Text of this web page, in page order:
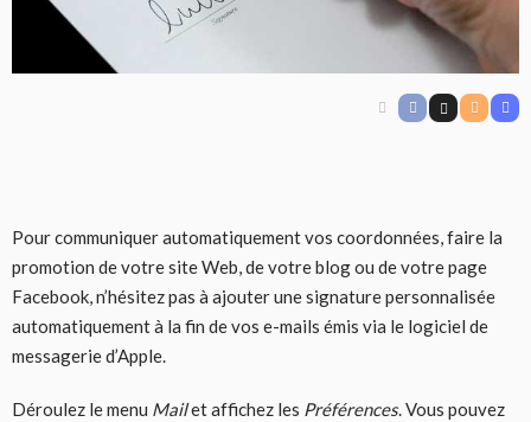
Pour communiquer automatiquement vos coordonnées, faire la
promotion de votre site Web, de votre blog ou de votre page
Facebook, n’hésitez pas à ajouter une signature personnalisée
automatiquement à la fin de vos e-mails émis via le logiciel de
messagerie d’Apple.
Déroulez le menu Mailet affichez les Préférences. Vous pouvez